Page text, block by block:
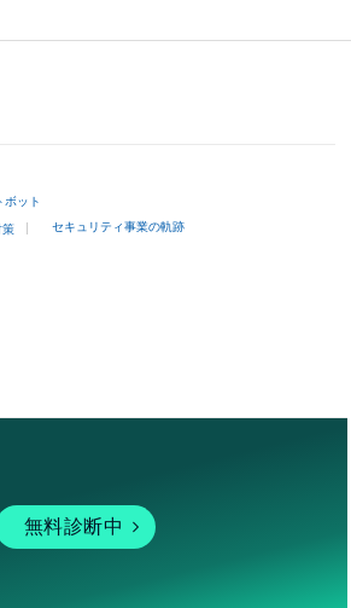
ボット
策 セキュリティ事業の軌跡
無料診断中